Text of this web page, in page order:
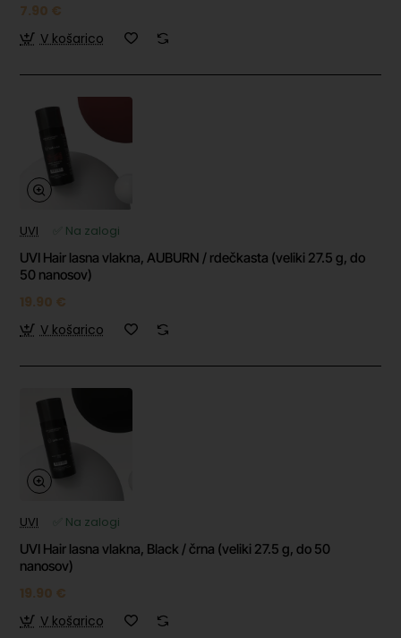
7.90 €
V košarico
UVI
✅ Na zalogi
UVI Hair lasna vlakna, AUBURN / rdečkasta (veliki 27.5 g, do
50 nanosov)
19.90 €
V košarico
UVI
✅ Na zalogi
UVI Hair lasna vlakna, Black / črna (veliki 27.5 g, do 50
nanosov)
19.90 €
V košarico